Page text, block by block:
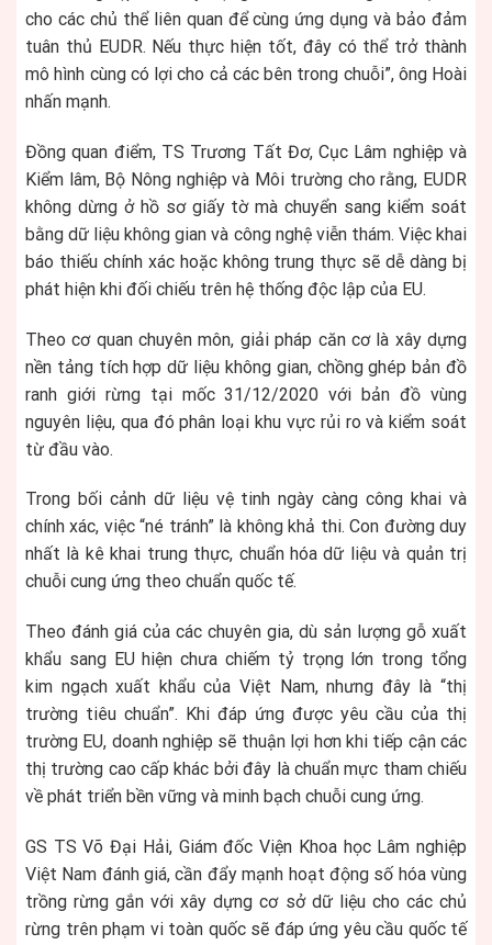
cho các chủ thể liên quan để cùng ứng dụng và bảo đảm
tuân thủ EUDR. Nếu thực hiện tốt, đây có thể trở thành
mô hình cùng có lợi cho cả các bên trong chuỗi”, ông Hoài
nhấn mạnh.
Đồng quan điểm, TS Trương Tất Đơ, Cục Lâm nghiệp và
Kiểm lâm, Bộ Nông nghiệp và Môi trường cho rằng, EUDR
không dừng ở hồ sơ giấy tờ mà chuyển sang kiểm soát
bằng dữ liệu không gian và công nghệ viễn thám. Việc khai
báo thiếu chính xác hoặc không trung thực sẽ dễ dàng bị
phát hiện khi đối chiếu trên hệ thống độc lập của EU.
Theo cơ quan chuyên môn, giải pháp căn cơ là xây dựng
nền tảng tích hợp dữ liệu không gian, chồng ghép bản đồ
ranh giới rừng tại mốc 31/12/2020 với bản đồ vùng
nguyên liệu, qua đó phân loại khu vực rủi ro và kiểm soát
từ đầu vào.
Trong bối cảnh dữ liệu vệ tinh ngày càng công khai và
chính xác, việc “né tránh” là không khả thi. Con đường duy
nhất là kê khai trung thực, chuẩn hóa dữ liệu và quản trị
chuỗi cung ứng theo chuẩn quốc tế.
Theo đánh giá của các chuyên gia, dù sản lượng gỗ xuất
khẩu sang EU hiện chưa chiếm tỷ trọng lớn trong tổng
kim ngạch xuất khẩu của Việt Nam, nhưng đây là “thị
trường tiêu chuẩn”. Khi đáp ứng được yêu cầu của thị
trường EU, doanh nghiệp sẽ thuận lợi hơn khi tiếp cận các
thị trường cao cấp khác bởi đây là chuẩn mực tham chiếu
về phát triển bền vững và minh bạch chuỗi cung ứng.
GS TS Võ Đại Hải, Giám đốc Viện Khoa học Lâm nghiệp
Việt Nam đánh giá, cần đẩy mạnh hoạt động số hóa vùng
trồng rừng gắn với xây dựng cơ sở dữ liệu cho các chủ
rừng trên phạm vi toàn quốc sẽ đáp ứng yêu cầu quốc tế